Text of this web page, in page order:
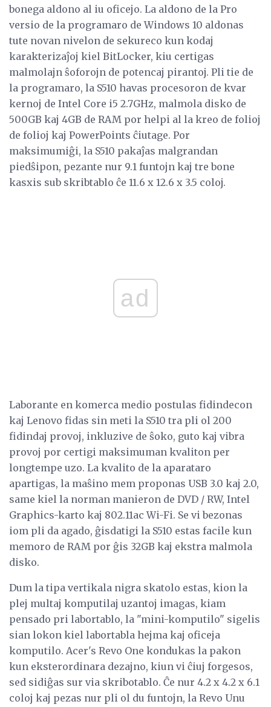
bonega aldono al iu oficejo. La aldono de la Pro
versio de la programaro de Windows 10 aldonas
tute novan nivelon de sekureco kun kodaj
karakterizaĵoj kiel BitLocker, kiu certigas
malmolajn ŝoforojn de potencaj pirantoj. Pli tie de
la programaro, la S510 havas procesoron de kvar
kernoj de Intel Core i5 2.7GHz, malmola disko de
500GB kaj 4GB de RAM por helpi al la kreo de folioj
de folioj kaj PowerPoints ĉiutage. Por
maksimumiĝi, la S510 pakaĵas malgrandan
piedŝipon, pezante nur 9.1 funtojn kaj tre bone
kasxis sub skribtablo ĉe 11.6 x 12.6 x 3.5 coloj.
ad
Laborante en komerca medio postulas fidindecon
kaj Lenovo fidas sin meti la S510 tra pli ol 200
fidindaj provoj, inkluzive de ŝoko, guto kaj vibra
provoj por certigi maksimuman kvaliton per
longtempe uzo. La kvalito de la aparataro
apartigas, la maŝino mem proponas USB 3.0 kaj 2.0,
same kiel la norman manieron de DVD / RW, Intel
Graphics-karto kaj 802.11ac Wi-Fi. Se vi bezonas
iom pli da agado, ĝisdatigi la S510 estas facile kun
memoro de RAM por ĝis 32GB kaj ekstra malmola
disko.
Dum la tipa vertikala nigra skatolo estas, kion la
plej multaj komputilaj uzantoj imagas, kiam
pensado pri labortablo, la "mini-komputilo" sigelis
sian lokon kiel labortabla hejma kaj oficeja
komputilo. Acer's Revo One kondukas la pakon
kun eksterordinara dezajno, kiun vi ĉiuj forgesos,
sed sidiĝas sur via skribotablo. Ĉe nur 4.2 x 4.2 x 6.1
coloj kaj pezas nur pli ol du funtojn, la Revo Unu